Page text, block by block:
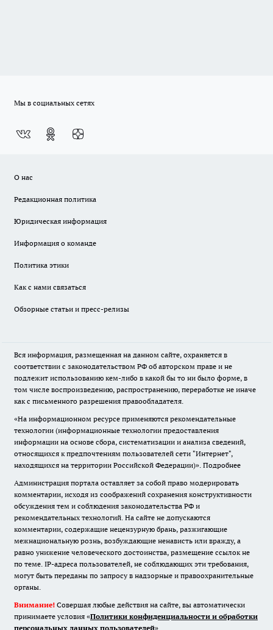
Мы в социальных сетях
О нас
Редакционная политика
Юридическая информация
Информация о команде
Политика этики
Как с нами связаться
Обзорные статьи и пресс-релизы
Вся информация, размещенная на данном сайте, охраняется в
соответствии с законодательством РФ об авторском праве и не
подлежит использованию кем-либо в какой бы то ни было форме, в
том числе воспроизведению, распространению, переработке не иначе
как с письменного разрешения правообладателя.
«На информационном ресурсе применяются рекомендательные
технологии (информационные технологии предоставления
информации на основе сбора, систематизации и анализа сведений,
относящихся к предпочтениям пользователей сети "Интернет",
находящихся на территории Российской Федерации)». Подробнее
Администрация портала оставляет за собой право модерировать
комментарии, исходя из соображений сохранения конструктивности
обсуждения тем и соблюдения законодательства РФ и
рекомендательных технологий. На сайте не допускаются
комментарии, содержащие нецензурную брань, разжигающие
межнациональную рознь, возбуждающие ненависть или вражду, а
равно унижение человеческого достоинства, размещение ссылок не
по теме. IP-адреса пользователей, не соблюдающих эти требования,
могут быть переданы по запросу в надзорные и правоохранительные
органы.
Внимание! Совершая любые действия на сайте, вы автоматически
принимаете условия «Политики конфиденциальности и обработки
персональных данных пользователей»